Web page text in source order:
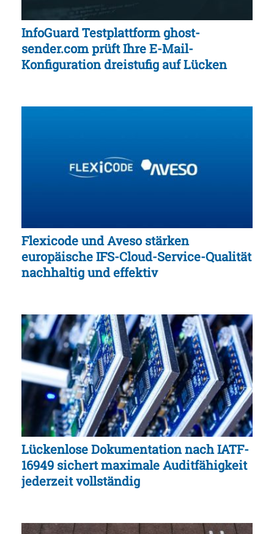
InfoGuard Testplattform ghost-
sender.com prüft Ihre E-Mail-
Konfiguration dreistufig auf Lücken
Flexicode und Aveso stärken
europäische IFS-Cloud-Service-Qualität
nachhaltig und effektiv
Lückenlose Dokumentation nach IATF-
16949 sichert maximale Auditfähigkeit
jederzeit vollständig